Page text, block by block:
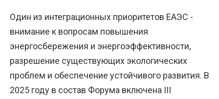
Один из интеграционных приоритетов ЕАЭС -
внимание к вопросам повышения
энергосбережения и энергоэффективности,
разрешение существующих экологических
проблем и обеспечение устойчивого развития. В
2025 году в состав Форума включена III